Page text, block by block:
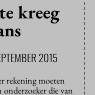
kreeg
2015
rekening moeten
onderzoeker die van